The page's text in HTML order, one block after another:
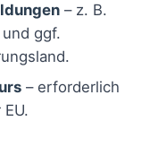
– z. B.
ggf.
– erforderlich